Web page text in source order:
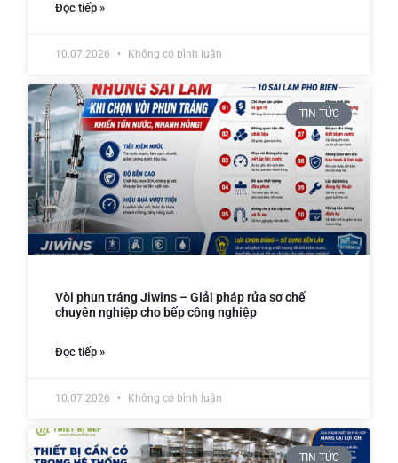
Đọc tiếp »
10.07.2026 Không có bình luận
TIN TỨC
Vòi phun tráng Jiwins – Giải pháp rửa sơ chế
chuyên nghiệp cho bếp công nghiệp
Đọc tiếp »
10.07.2026 Không có bình luận
TIN TỨC